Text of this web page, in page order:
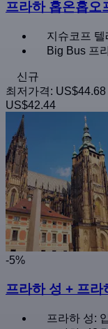
프라하 홉온홉오
지슈코프
Big Bus 프
신규
최저가격: US$44.68
US$42.44
-5%
프라하 성 + 프라
프라하 성: